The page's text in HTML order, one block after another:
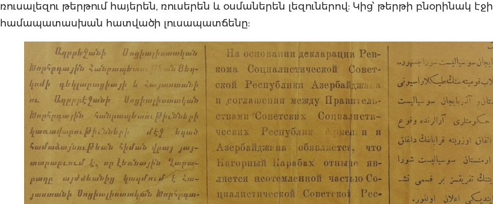
ռուսալեզու թերթում հայերեն, ռուսերեն և օսմաներեն լեզուներով: Կից՝ թերթի բնօրինակ էջի
համապատասխան հատվածի լուսապատճենը: